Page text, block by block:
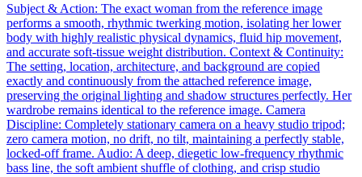
Subject & Action: The exact woman from the reference image
performs a smooth, rhythmic twerking motion, isolating her lower
body with highly realistic physical dynamics, fluid hip movement,
and accurate soft-tissue weight distribution. Context & Continuity:
The setting, location, architecture, and background are copied
exactly and continuously from the attached reference image,
preserving the original lighting and shadow structures perfectly. Her
wardrobe remains identical to the reference image. Camera
Discipline: Completely stationary camera on a heavy studio tripod;
zero camera motion, no drift, no tilt, maintaining a perfectly stable,
locked-off frame. Audio: A deep, diegetic low-frequency rhythmic
bass line, the soft ambient shuffle of clothing, and crisp studio